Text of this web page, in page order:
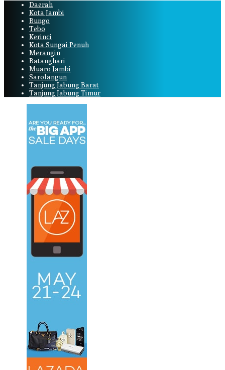
Daerah
Kota Jambi
Bungo
Tebo
Kerinci
Kota Sungai Penuh
Merangin
Batanghari
Muaro Jambi
Sarolangun
Tanjung Jabung Barat
Tanjung Jabung Timur